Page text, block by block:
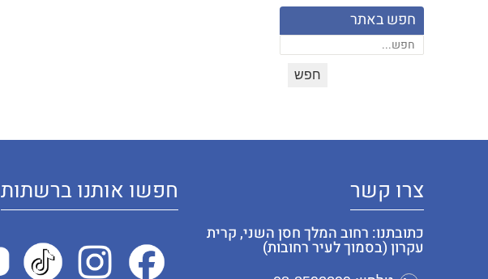
חפש באתר
צרו קשר
כתובתנו: רחוב המלך חסן השני, קרית
עקרון (בסמוך לעיר רחובות)
חפשו אותנו ברשתות